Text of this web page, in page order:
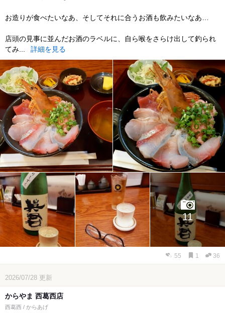
お造りが食べたいなあ、そしてそれに合うお酒も飲みたいなあ…
店頭の見事に並んだお酒のラベルに、自ら喉をさらけ出して釣られ
てみ...
詳細を見る
11
55 1 36
2026/07/28 更新
からやま 西葛西店
西葛西 / からあげ